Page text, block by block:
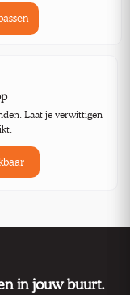
Laat je verwittigen
in jouw buurt.